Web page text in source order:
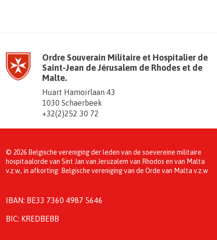
Ordre Souverain Militaire et Hospitalier de
Saint-Jean de Jérusalem de Rhodes et de
Malte.
Huart Hamoirlaan 43
1030 Schaerbeek
+32(2)252 30 72
© 2026 Belgische vereniging der leden van de soevereine militaire
hospitaalorde van Sint Jan van Jeruzalem van Rhodos en van Malta
v.z.w., in afkorting: Belgische vereniging van de Orde van Malta v.z.w
IBAN: BE33 7360 4987 5646
BIC: KREDBEBB